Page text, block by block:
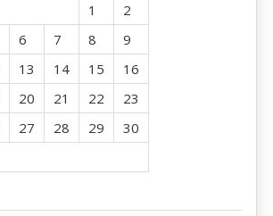
1
2
6 7 8
9
13 14 15
16
20 21 22
23
27 28 29
30